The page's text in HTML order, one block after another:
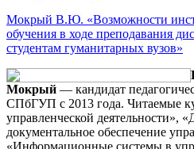
Мокрый В.Ю. «Возможности
обучения в ходе преподавания
студентам гуманитарных вузов»
Мокрый — кандидат
СПбГУП с 2013 года. Читаемые
управленческой деятельности»,
документальное обеспечение
«Информационные системы в